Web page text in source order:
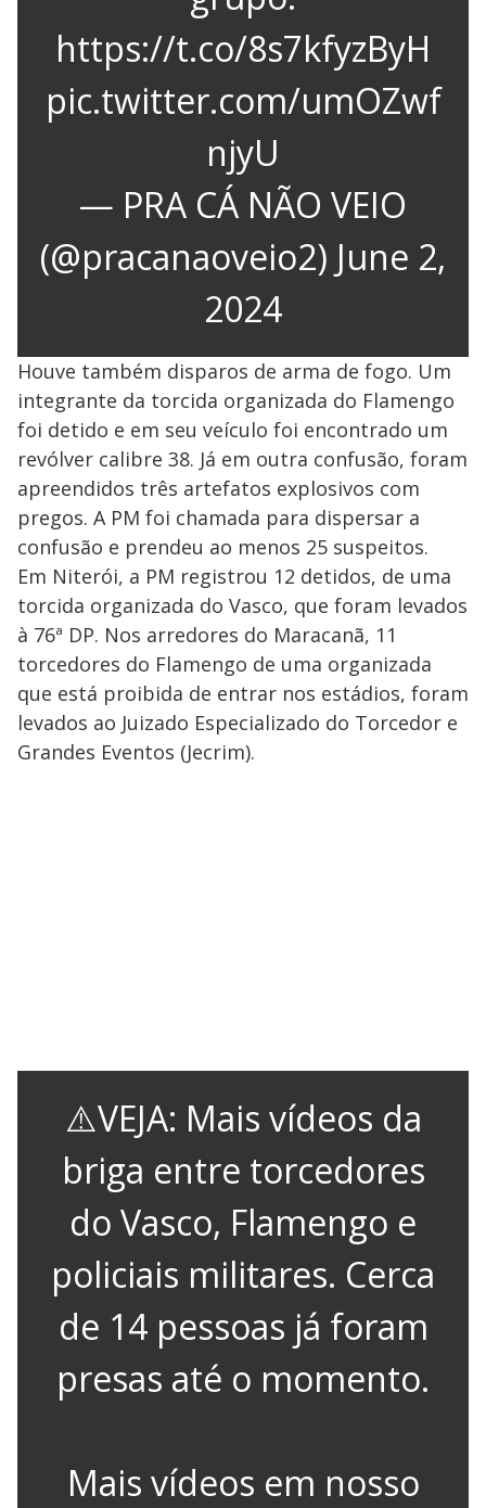
https://t.co/8s7kfyzByH
pic.twitter.com/umOZwf
njyU
— PRA CÁ NÃO VEIO
(@pracanaoveio2) June 2,
2024
Houve também disparos de arma de fogo. Um
integrante da torcida organizada do Flamengo
foi detido e em seu veículo foi encontrado um
revólver calibre 38. Já em outra confusão, foram
apreendidos três artefatos explosivos com
pregos. A PM foi chamada para dispersar a
confusão e prendeu ao menos 25 suspeitos.
Em Niterói, a PM registrou 12 detidos, de uma
torcida organizada do Vasco, que foram levados
à 76ª DP. Nos arredores do Maracanã, 11
torcedores do Flamengo de uma organizada
que está proibida de entrar nos estádios, foram
levados ao Juizado Especializado do Torcedor e
Grandes Eventos (Jecrim).
⚠️VEJA: Mais vídeos da
briga entre torcedores
do Vasco, Flamengo e
policiais militares. Cerca
de 14 pessoas já foram
presas até o momento.
Mais vídeos em nosso